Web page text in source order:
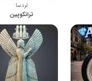
لردسا
ترانکوپین